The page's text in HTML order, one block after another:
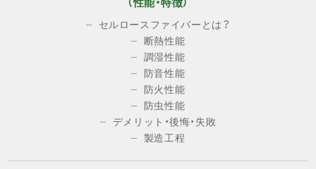
（性能・特徴）
セルロースファイバーとは？
断熱性能
調湿性能
防音性能
防火性能
防虫性能
デメリット・後悔・失敗
製造工程